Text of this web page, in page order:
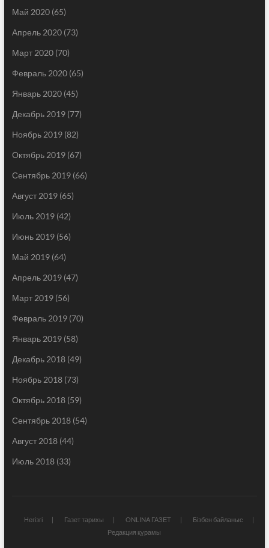
Май 2020(65)
Апрель 2020(73)
Март 2020(70)
Февраль 2020(65)
Январь 2020(45)
Декабрь 2019(77)
Ноябрь 2019(82)
Октябрь 2019(67)
Сентябрь 2019(66)
Август 2019(65)
Июль 2019(42)
Июнь 2019(56)
Май 2019(64)
Апрель 2019(47)
Март 2019(56)
Февраль 2019(70)
Январь 2019(58)
Декабрь 2018(49)
Ноябрь 2018(73)
Октябрь 2018(59)
Сентябрь 2018(54)
Август 2018(44)
Июль 2018(33)
Негізгі Газет тарихы ONLINA ГАЗЕТ
Бізбен байланыс
Редакция құрамы